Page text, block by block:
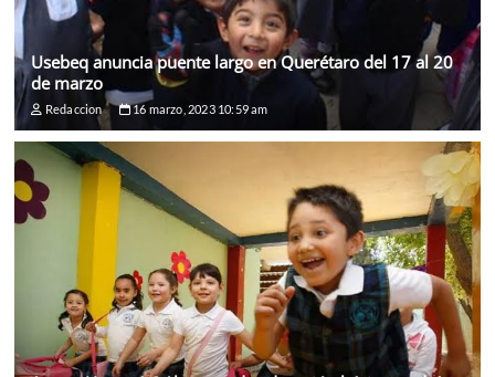
Usebeq anuncia puente largo en Querétaro del 17 al 20
de marzo
Redaccion 16 marzo, 2023 10:59 am